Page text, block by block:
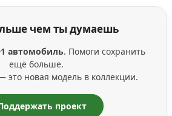
чем ты думаешь
автомобиль. Помоги сохранить
ещё больше.
это новая модель в коллекции.
проект